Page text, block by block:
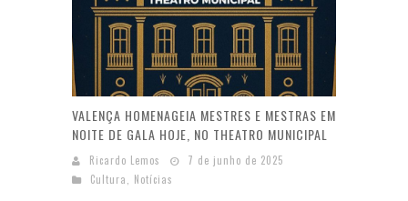
INSTITUTO QUINTAS FEMINISTAS CELEBRA CINCO ANOS DE ATUAÇÃO EM DEFESA DAS MULHERES NO BAIXO SUL
PREFEITURA DE VALENÇA PROMOVE GINCANA JUVENTUDE PRESENTE EM COMEMORAÇÃO AO DIA INTERNACIONAL DA JUVENTUDE
VALENÇA HOMENAGEIA MESTRES E MESTRAS EM
NOITE DE GALA HOJE, NO THEATRO MUNICIPAL
Ricardo Lemos
7 de junho de 2025
Cultura
Notícias